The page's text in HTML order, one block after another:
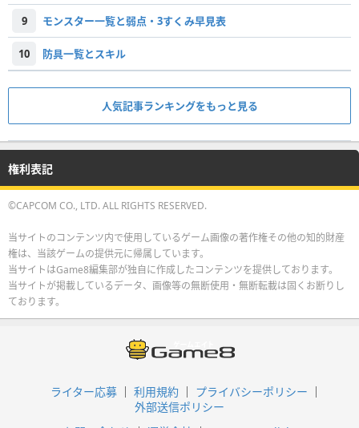
9 モンスター一覧と弱点・3すくみ早見表
10 防具一覧とスキル
人気記事ランキングをもっと見る
権利表記
©CAPCOM CO., LTD. ALL RIGHTS RESERVED.
当サイトのコンテンツ内で使用しているゲーム画像の著作権その他の知的財産
権は、当該ゲームの提供元に帰属しています。
当サイトはGame8編集部が独自に作成したコンテンツを提供しております。
当サイトが掲載しているデータ、画像等の無断使用・無断転載は固くお断りし
ております。
ライター応募 利用規約
プライバシーポリシー
外部送信ポリシー